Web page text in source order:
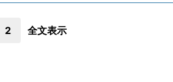
2 全文表示